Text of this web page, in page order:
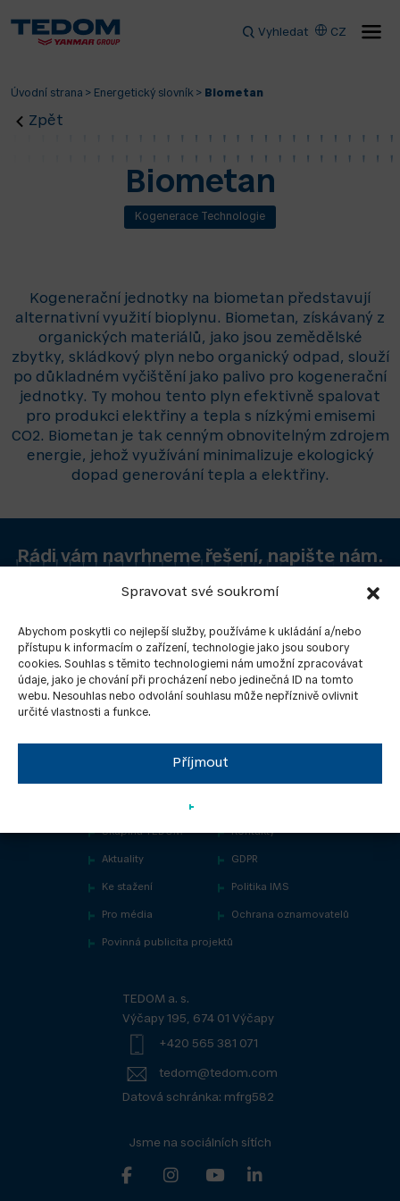
Spravovat své soukromí
Abychom poskytli co nejlepší služby, používáme k ukládání a/nebo
přístupu k informacím o zařízení, technologie jako jsou soubory
cookies. Souhlas s těmito technologiemi nám umožní zpracovávat
údaje, jako je chování při procházení nebo jedinečná ID na tomto
webu. Nesouhlas nebo odvolání souhlasu může nepříznivě ovlivnit
určité vlastnosti a funkce.
Příjmout
Vyhledat CZ
Úvodní strana > Energetický slovník > Biometan
Zpět
Biometan
Kogenerace Technologie
Kogenerační jednotky na biometan představují
alternativní využití bioplynu. Biometan, získávaný z
organických materiálů, jako jsou zemědělské
zbytky, skládkový plyn nebo organický odpad, slouží
po důkladném vyčištění jako palivo pro kogenerační
jednotky. Ty mohou tento plyn efektivně spalovat
pro produkci elektřiny a tepla s nízkými emisemi
CO2. Biometan je tak cenným obnovitelným zdrojem
energie, jehož využívání minimalizuje ekologický
dopad generování tepla a elektřiny.
Rádi vám navrhneme řešení, napište nám.
Skupina TEDOM Kontakty
Aktuality GDPR
Ke stažení Politika IMS
Pro média Ochrana oznamovatelů
Povinná publicita projektů
TEDOM a. s.
Výčapy 195, 674 01 Výčapy
+420 565 381 071
tedom@tedom.com
Datová schránka: mfrg582
Jsme na sociálních sítích